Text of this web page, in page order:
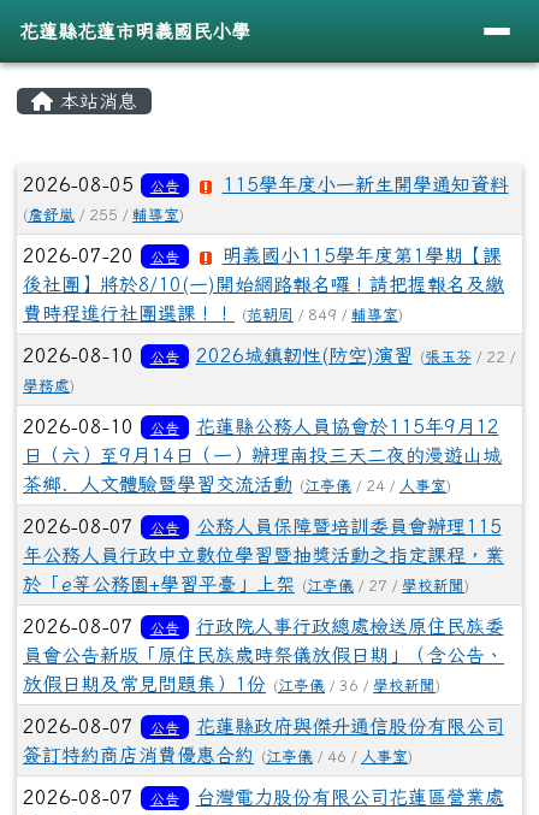
花蓮縣花蓮市明義國民小學
導覽列
花蓮縣花蓮市明義國民小學
主內容區域
本站消息
文章列表
2026-08-05 公告 115學年度小一新生開學通知資料
(詹舒嵐 / 255 / 輔導室)
2026-07-20 公告
明義國小115學年度第1學期【課
後社團】將於8/10(一)開始網路報名囉！請把握報名及繳
費時程進行社團選課！！
(范朝周 / 849 / 輔導室)
2026-08-10 公告 2026城鎮韌性(防空)演習 (張玉芬/ 22 /
學務處)
2026-08-10 公告
花蓮縣公務人員協會於115年9月12
日（六）至9月14日（一）辦理南投三天二夜的漫遊山城
茶鄉．人文體驗暨學習交流活動
(江亭儀 / 24 / 人事室)
2026-08-07 公告
公務人員保障暨培訓委員會辦理115
年公務人員行政中立數位學習暨抽獎活動之指定課程，業
於「e等公務園+學習平臺」上架
(江亭儀 / 27 / 學校新聞)
2026-08-07 公告
行政院人事行政總處檢送原住民族委
員會公告新版「原住民族歲時祭儀放假日期」（含公告、
放假日期及常見問題集）1份
(江亭儀 / 36 / 學校新聞)
2026-08-07 公告
花蓮縣政府與傑升通信股份有限公司
簽訂特約商店消費優惠合約
(江亭儀 / 46 / 人事室)
2026-08-07 公告
台灣電力股份有限公司花蓮區營業處
頁尾區域